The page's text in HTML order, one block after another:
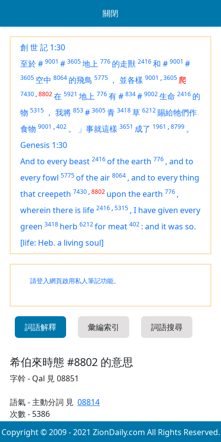
關閉
創 世 記 1:30
至於# 9001 # 3605地上 776 的走獸 2416和 # 9001 #
3605 空中 8064 的飛鳥 5775 ， 並各樣 9001 ,3605 爬
7430 ,8802在 5921 地上 776有# 834# 9002生命 2416 的
物 5315 ， 我將 853# 3605青 3418草 6212 賜給牠們作
食物 9001 ,402 。 」事就這樣 3651 成了 1961 ,8799 。
Genesis 1:30
And to every beast 2416of the earth 776 , and to
every fowl 5775of the air 8064 , and to every thing
that creepeth 7430 ,8802 upon the earth 776 ,
wherein there is life 2416 ,5315 , I have given every
green 3418 herb 6212for meat 402 : and it was so.
[life: Heb. a living soul]
請登入網頁啟用私人筆記功能。
詞語解釋 彙編索引 詞語搜尋
希伯來時態 #8802 的意思
字幹 - Qal 見 08851
語氣 - 主動分詞 見 08814
次數 - 5386
Copyright © 2009 - 2021 ZionDaily.com All Rights Reserved.